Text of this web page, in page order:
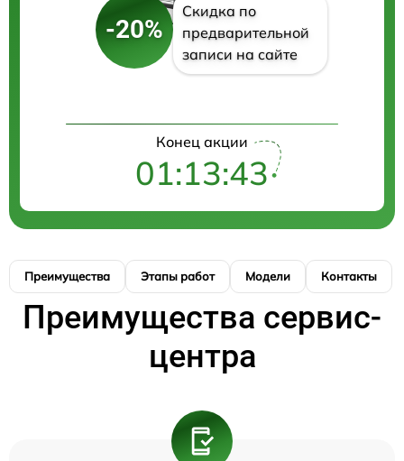
-20%
Скидка по
предварительной
записи на сайте
Конец акции
01:13:43
Преимущества Этапы работ Модели Контакты
Преимущества сервис-
центра